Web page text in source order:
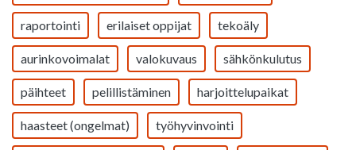
raportointi erilaiset oppijat tekoäly
aurinkovoimalat valokuvaus sähkönkulutus
päihteet pelillistäminen harjoittelupaikat
haasteet (ongelmat) työhyvinvointi